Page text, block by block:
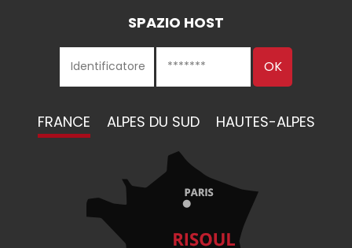
SPAZIO HOST
FRANCE ALPES DU SUD HAUTES-ALPES